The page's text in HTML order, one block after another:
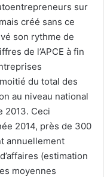
sur
créé sans ce
son rythme de
de l’APCE à fin
du total des
au niveau national
2013. Ceci
2014, près de 300
annuellement
(estimation
moyennes